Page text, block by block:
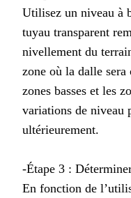
Utilisez un niveau à
tuyau transparent
nivellement du
zone où la dalle
zones basses et les
variations de niveau
ultérieurement.
-Étape 3 :
En fonction de